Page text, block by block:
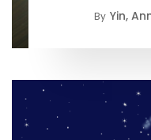
By Yin,